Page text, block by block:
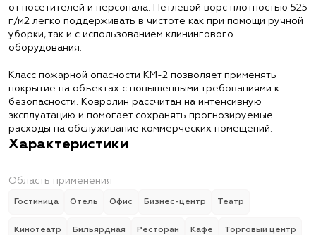
от посетителей и персонала. Петлевой ворс плотностью 525
г/м2 легко поддерживать в чистоте как при помощи ручной
уборки, так и с использованием клинингового
оборудования.
Класс пожарной опасности КМ-2 позволяет применять
покрытие на объектах с повышенными требованиями к
безопасности. Ковролин рассчитан на интенсивную
эксплуатацию и помогает сохранять прогнозируемые
расходы на обслуживание коммерческих помещений.
Характеристики
Область применения
Гостиница Отель Офис Бизнес-центр Театр
Кинотеатр Бильярдная Ресторан Кафе Торговый центр